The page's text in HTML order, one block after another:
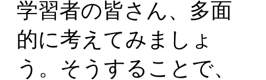
学習者の皆さん、多面
的に考えてみましょ
う。そうすることで、